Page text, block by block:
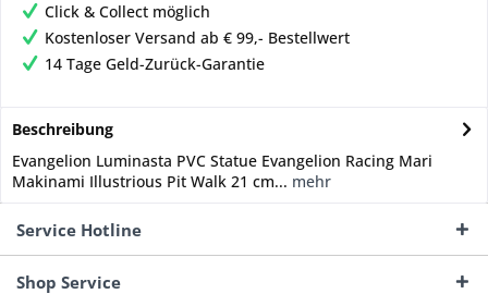
Click & Collect möglich
Kostenloser Versand ab € 99,- Bestellwert
14 Tage Geld-Zurück-Garantie
Beschreibung
Evangelion Luminasta PVC Statue Evangelion Racing Mari
Makinami Illustrious Pit Walk 21 cm... mehr
Service Hotline
Shop Service